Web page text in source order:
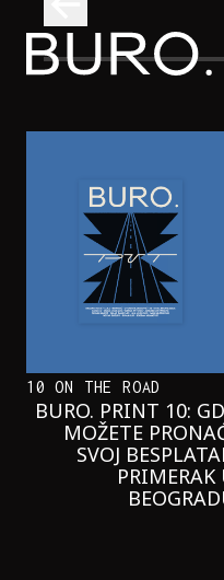
BURO.
U BEOGRAD
FRONTMENA –
POSEBNIM
10 ON THE ROAD
BURO. PRINT 10:
MOŽETE
SVOJ
PRIMERAK